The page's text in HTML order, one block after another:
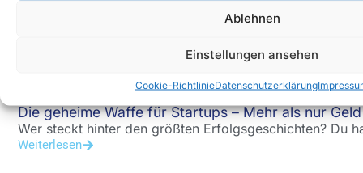
Ablehnen
Einstellungen ansehen
Cookie-RichtlinieDatenschutzerklärung
Die geheime Waffe für Startups – Mehr als nur Geld
Wer steckt hinter den größten Erfolgsgeschichten? Du
Weiterlesen